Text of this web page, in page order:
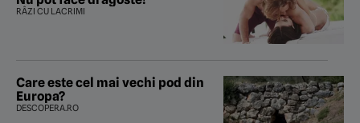
RÂZI CU LACRIMI
Care este cel mai vechi pod din
Europa?
DESCOPERA.RO